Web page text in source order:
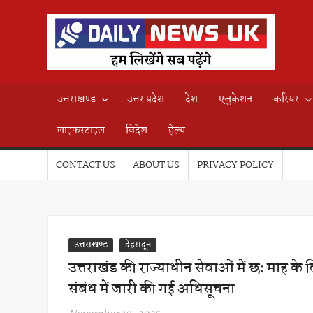
पढ़ेंगे
उत्तराखण्ड उत्तर प्रदेश देश एजुकेशन करियर
लाइफस्टाइल
विदेश हेल्थ
CONTACT US ABOUT US PRIVACY POLICY
उत्तराखण्ड देहरादून
उत्तराखंड की राज्याधीन सेवाओं में छः माह के
संबंध में जारी की गई अधिसूचना